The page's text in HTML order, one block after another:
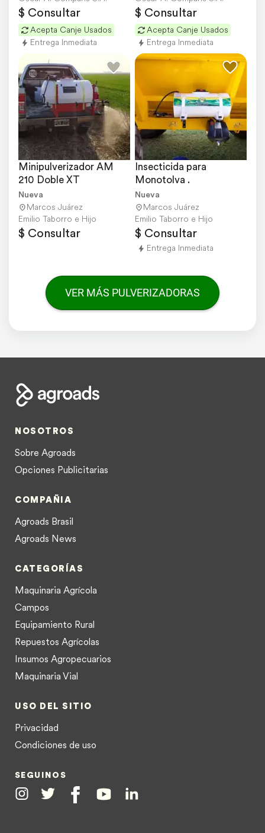
$ Consultar
Acepta Canje Usados
Entrega Inmediata
$ Consultar
Acepta Canje Usados
Entrega Inmediata
Minipulverizador AM
210 Doble XT
Nueva
Marcos Juárez
Emilio Taborro e Hijo
$ Consultar
Insecticida para
Monotolva .
Nueva
Marcos Juárez
Emilio Taborro e Hijo
$ Consultar
Entrega Inmediata
VER MÁS PULVERIZADORAS
NOSOTROS
Sobre Agroads
Opciones Publicitarias
COMPAÑIA
Agroads Brasil
Agroads News
CATEGORÍAS
Maquinaria Agrícola
Campos
Equipamiento Rural
Repuestos Agrícolas
Insumos Agropecuarios
Maquinaria Vial
USO DEL SITIO
Privacidad
Condiciones de uso
SEGUINOS
InstagramTwitter FacebookYoutubeLinkedin